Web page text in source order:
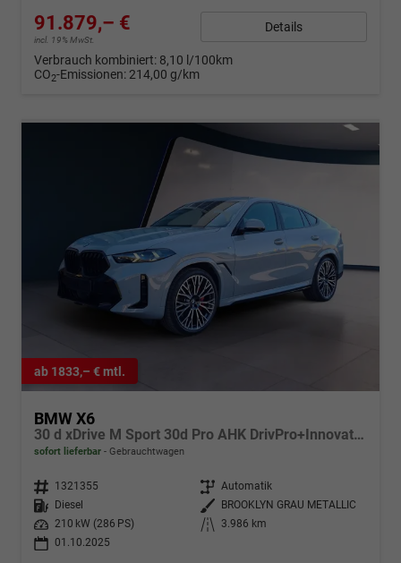
91.879,– €
incl. 19% MwSt.
Details
Verbrauch kombiniert: 8,10 l/100km
CO2-Emissionen: 214,00 g/km
ab 1833,– € mtl.
BMW X6
30 d xDrive M Sport 30d Pro AHK DrivPro+Innovation+Travel
sofort lieferbar Gebrauchtwagen
Fahrzeugnr. 1321355 Getriebe Automatik
Kraftstoff
Diesel Außenfarbe
BROOKLYN GRAU METALLIC
Leistung
210 kW (286 PS) Kilometerstand
3.986 km
01.10.2025